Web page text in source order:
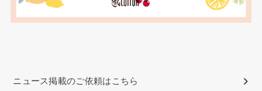
ニュース掲載のご依頼はこちら